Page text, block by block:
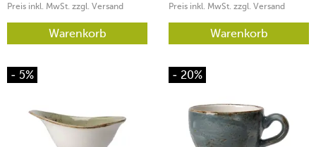
Preis inkl. MwSt. zzgl. Versand
Warenkorb
Preis inkl. MwSt. zzgl. Versand
Warenkorb
- 5% - 20%